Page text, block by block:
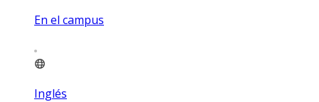
En el campus
Inglés